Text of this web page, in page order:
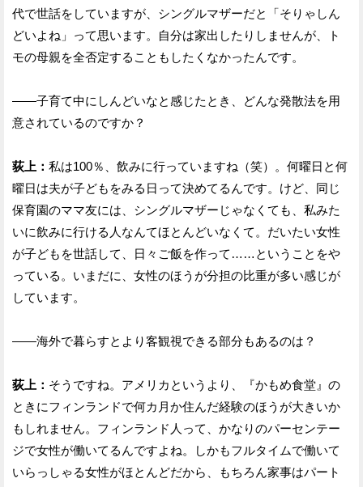
代で世話をしていますが、シングルマザーだと「そりゃしん
どいよね」って思います。自分は家出したりしませんが、ト
モの母親を全否定することもしたくなかったんです。
——子育て中にしんどいなと感じたとき、どんな発散法を用
意されているのですか？
荻上： 私は100％、飲みに行っていますね（笑）。何曜日と何
曜日は夫が子どもをみる日って決めてるんです。けど、同じ
保育園のママ友には、シングルマザーじゃなくても、私みた
いに飲みに行ける人なんてほとんどいなくて。だいたい女性
が子どもを世話して、日々ご飯を作って……ということをや
っている。いまだに、女性のほうが分担の比重が多い感じが
しています。
——海外で暮らすとより客観視できる部分もあるのは？
荻上： そうですね。アメリカというより、『かもめ食堂』の
ときにフィンランドで何カ月か住んだ経験のほうが大きいか
もしれません。フィンランド人って、かなりのパーセンテー
ジで女性が働いてるんですよね。しかもフルタイムで働いて
いらっしゃる女性がほとんどだから、もちろん家事はパート